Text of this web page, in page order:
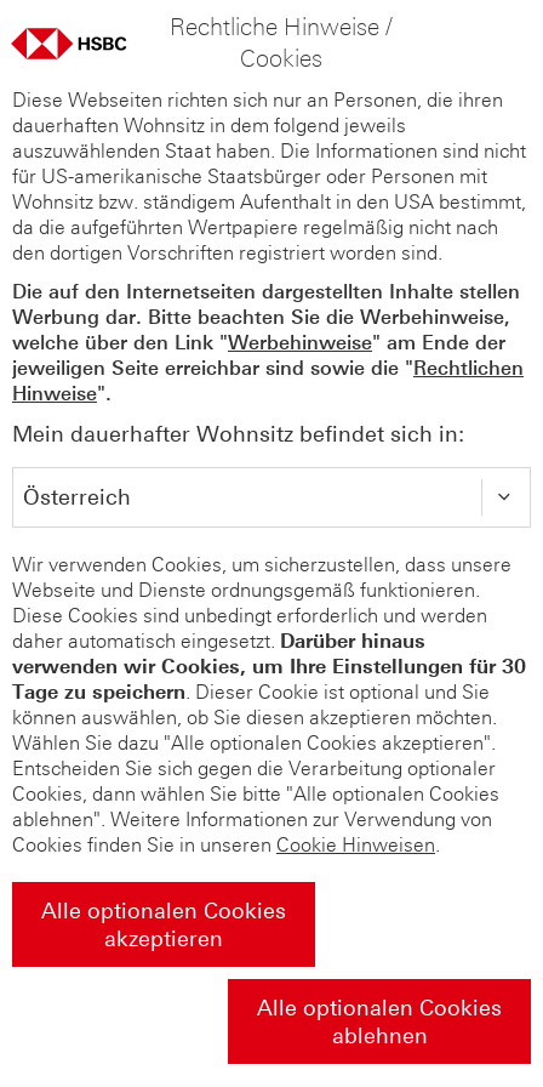
Rechtliche Hinweise /
Cookies
Diese Webseiten richten sich nur an Personen, die ihren
dauerhaften Wohnsitz in dem folgend jeweils
auszuwählenden Staat haben. Die Informationen sind nicht
für US-amerikanische Staatsbürger oder Personen mit
Wohnsitz bzw. ständigem Aufenthalt in den USA bestimmt,
da die aufgeführten Wertpapiere regelmäßig nicht nach
den dortigen Vorschriften registriert worden sind.
Die auf den Internetseiten dargestellten Inhalte stellen
Werbung dar. Bitte beachten Sie die Werbehinweise,
welche über den Link "Werbehinweise" am Ende der
jeweiligen Seite erreichbar sind sowie die "Rechtlichen
Hinweise".
Mein dauerhafter Wohnsitz befindet sich in:
Wir verwenden Cookies, um sicherzustellen, dass unsere
Webseite und Dienste ordnungsgemäß funktionieren.
Diese Cookies sind unbedingt erforderlich und werden
daher automatisch eingesetzt. Darüber hinaus
verwenden wir Cookies, um Ihre Einstellungen für 30
Tage zu speichern. Dieser Cookie ist optional und Sie
können auswählen, ob Sie diesen akzeptieren möchten.
Wählen Sie dazu "Alle optionalen Cookies akzeptieren".
Entscheiden Sie sich gegen die Verarbeitung optionaler
Cookies, dann wählen Sie bitte "Alle optionalen Cookies
ablehnen". Weitere Informationen zur Verwendung von
Cookies finden Sie in unseren Cookie Hinweisen.
Alle optionalen Cookies
akzeptieren
Alle optionalen Cookies
ablehnen